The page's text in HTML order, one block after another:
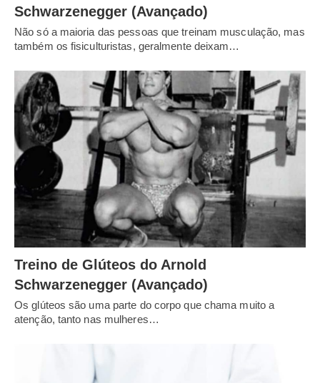
Schwarzenegger (Avançado)
Não só a maioria das pessoas que treinam musculação, mas
também os fisiculturistas, geralmente deixam…
Treino de Glúteos do Arnold
Schwarzenegger (Avançado)
Os glúteos são uma parte do corpo que chama muito a
atenção, tanto nas mulheres…